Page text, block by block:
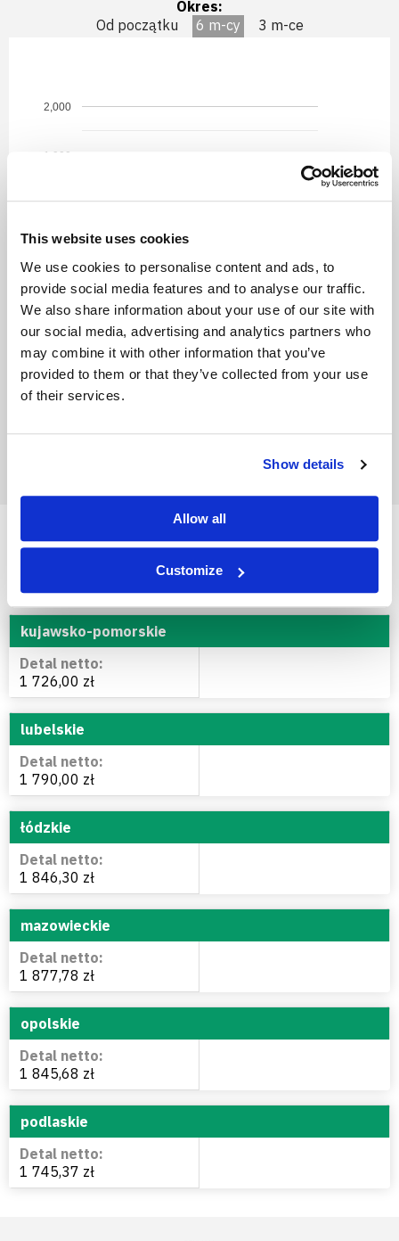
This website uses cookies
We use cookies to personalise content and ads, to
provide social media features and to analyse our traffic.
We also share information about your use of our site with
our social media, advertising and analytics partners who
may combine it with other information that you’ve
provided to them or that they’ve collected from your use
of their services.
Show details
Allow all
Customize
Okres:
Od początku
6 m-cy 3 m-ce
Detal netto
03.2026 04.2026 05.2026 06.2026 07.2026
1,600
1,800
1,900
2,000
Saletrosan 30 - cena w
województwach
kujawsko-pomorskie
1 726,00 zł
lubelskie
1 790,00 zł
łódzkie
1 846,30 zł
mazowieckie
1 877,78 zł
opolskie
1 845,68 zł
podlaskie
1 745,37 zł